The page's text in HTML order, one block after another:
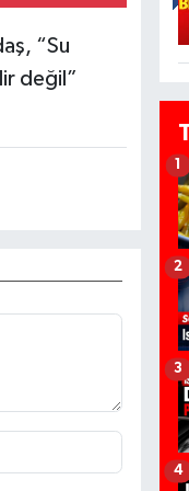
“Su
değil”
1
2
3
4